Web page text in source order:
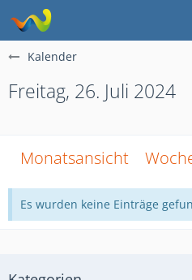
Kalender
Freitag, 26. Juli 2024
Monatsansicht
Es wurden keine Einträge